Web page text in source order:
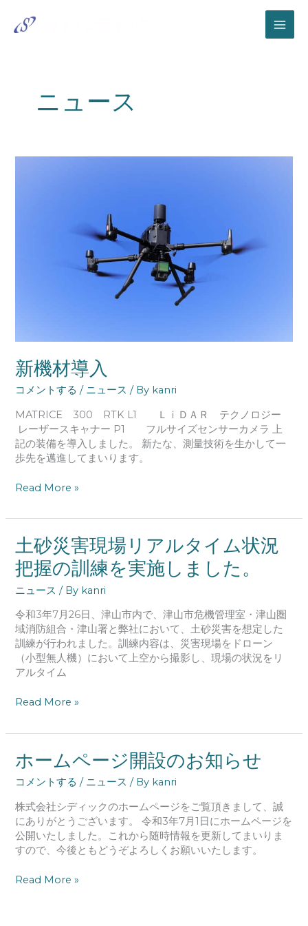
ニュース
新機材導入
コメントする / ニュース / By kanri
MATRICE 300 RTK L1 ＬｉＤＡＲ テクノロジー
レーザースキャナー P1 フルサイズセンサーカメラ 上
記の装備を導入しました。 新たな、測量技術を生かして一
歩先を邁進してまいります。
Read More »
土砂災害現場リアルタイム状況
把握の訓練を実施しました。
ニュース / By kanri
令和3年7月26日、津山市内で、津山市危機管理室・津山圏
域消防組合・津山署と弊社において、土砂災害を想定した
訓練が行われました。訓練内容は、災害現場をドローン
（小型無人機）において上空から撮影し、現場の状況をリ
アルタイム
土
砂
災
現
場
リ
ア
ル
タ
ム
握
の
訓
練
を
実
施
し
ま
し
Read More »
ホームページ開設のお知らせ
コメントする / ニュース / By kanri
株式会社シディックのホームページをご覧頂きまして、誠
にありがとうございます。 令和3年7月1日にホームページを
公開いたしました。これから随時情報を更新してまいりま
すので、今後ともどうぞよろしくお願いいたします。
ホ
ー
ム
ー
ジ
開
設
お
Read More »